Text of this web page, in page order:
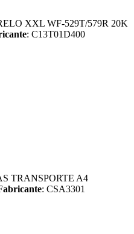
XXL WF-529T/579R 20K
: C13T01D400
TRANSPORTE A4
: CSA3301